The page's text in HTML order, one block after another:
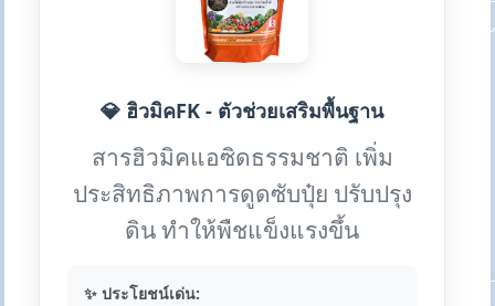
💎 ฮิวมิคFK - ตัวช่วยเสริมพื้นฐาน
สารฮิวมิคแอซิดธรรมชาติ เพิ่ม
ประสิทธิภาพการดูดซับปุ๋ย ปรับปรุง
ดิน ทำให้พืชแข็งแรงขึ้น
✨ ประโยชน์เด่น: